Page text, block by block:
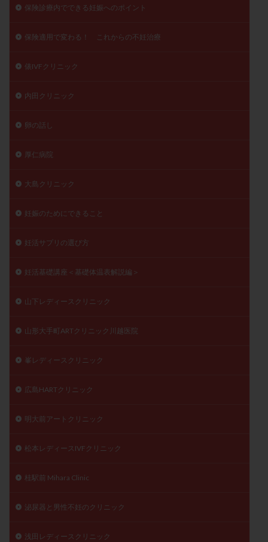
保険診療内でできる妊娠へのポイント
保険適用で変わる！ これからの不妊治療
俵IVFクリニック
内田クリニック
卵の話し
厚仁病院
大島クリニック
妊娠のためにできること
妊活サプリの選び方
妊活基礎講座＜基礎体温表解説編＞
山下レディースクリニック
山形大手町ARTクリニック川越医院
峯レディースクリニック
広島HARTクリニック
明大前アートクリニック
松本レディースIVFクリニック
桂駅前 Mihara Clinic
泌尿器と男性不妊のクリニック
浅田レディースクリニック